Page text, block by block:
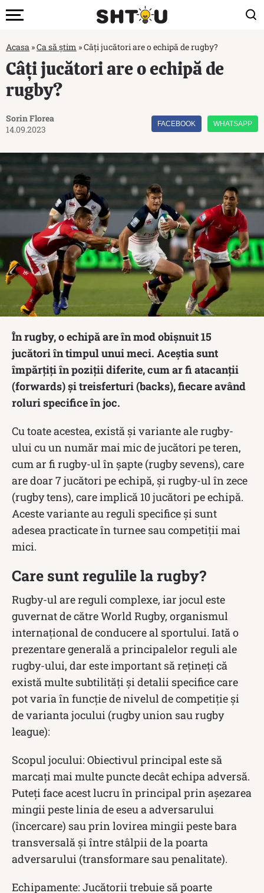
Acasa »Ca să știm »Câți jucători are o echipă de rugby?
Câți jucători are o echipă de
rugby?
Sorin Florea
14.09.2023
FACEBOOK WHATSAPP
În rugby, o echipă are în mod obișnuit 15
jucători în timpul unui meci. Aceștia sunt
împărțiți în poziții diferite, cum ar fi atacanții
(forwards) și treisferturi (backs), fiecare având
roluri specifice în joc.
Cu toate acestea, există și variante ale rugby-
ului cu un număr mai mic de jucători pe teren,
cum ar fi rugby-ul în șapte (rugby sevens), care
are doar 7 jucători pe echipă, și rugby-ul în zece
(rugby tens), care implică 10 jucători pe echipă.
Aceste variante au reguli specifice și sunt
adesea practicate în turnee sau competiții mai
mici.
Care sunt regulile la rugby?
Rugby-ul are reguli complexe, iar jocul este
guvernat de către World Rugby, organismul
internațional de conducere al sportului. Iată o
prezentare generală a principalelor reguli ale
rugby-ului, dar este important să rețineți că
există multe subtilități și detalii specifice care
pot varia în funcție de nivelul de competiție și
de varianta jocului (rugby union sau rugby
league):
Scopul jocului: Obiectivul principal este să
marcați mai multe puncte decât echipa adversă.
Puteți face acest lucru în principal prin așezarea
mingii peste linia de eseu a adversarului
(încercare) sau prin lovirea mingii peste bara
transversală și între stâlpii de la poarta
adversarului (transformare sau penalitate).
Echipamente: Jucătorii trebuie să poarte